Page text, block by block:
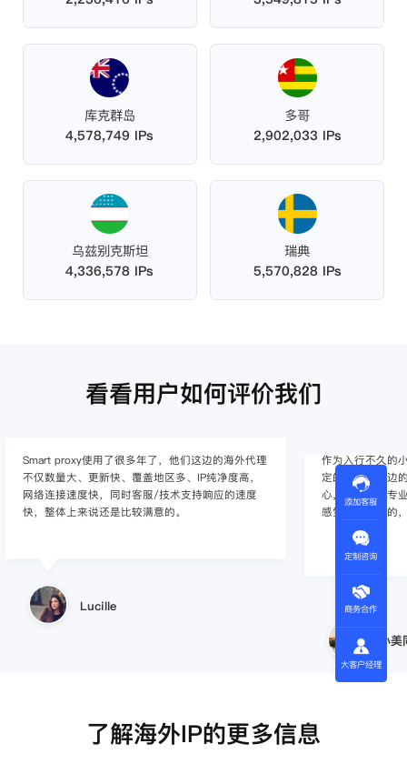
库克群岛
4,578,749 IPs
多哥
2,902,033 IPs
乌兹别克斯坦
4,336,578 IPs
瑞典
5,570,828 IPs
看看用户如何评价我们
作为入行不久的小白，上手使用Smart proxy会有一
定的难度，这边的客服人员/技术支持人员非常有耐
心，并且非常专业，很快就上手了，使用体验整体
感觉还是不错的，非常推荐身边的同行使用。
小美同学
作为一家跨境电
上面经营着多个
着强烈的需求，
商，不是断网就
使用效果，体验
的问题，使用效
王伟
了解海外IP的更多信息
添加客服
定制咨询
商务合作
大客户经理